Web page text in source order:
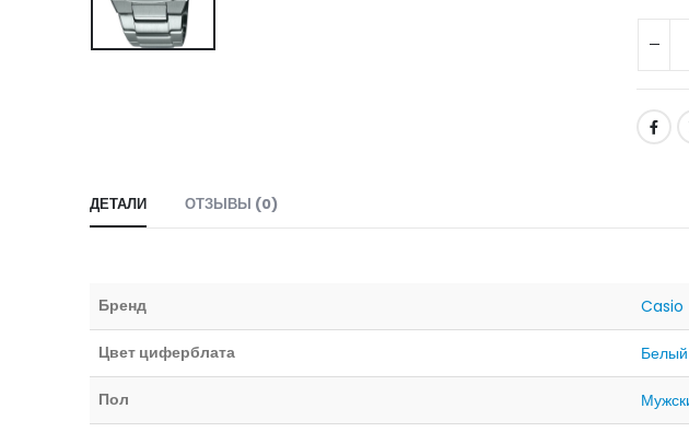
ДЕТАЛИ ОТЗЫВЫ (0)
Бренд Casio
Цвет циферблата Белый
Пол